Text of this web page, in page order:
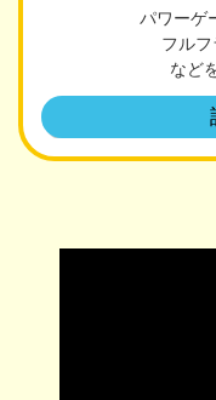
パワーゲ
フルフ
など